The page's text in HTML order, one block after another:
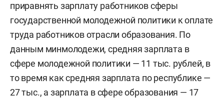
приравнять зарплату работников сферы
государственной молодежной политики к оплате
труда работников отрасли образования. По
данным минмолодежи, средняя зарплата в
сфере молодежной политики — 11 тыс. рублей, в
то время как средняя зарплата по республике —
27 тыс., а зарплата в сфере образования — 17